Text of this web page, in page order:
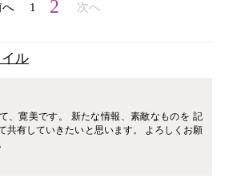
へ 1 2 次へ
ル
、寛美です。 新たな情報、素敵なものを 記
共有していきたいと思います。 よろしくお願